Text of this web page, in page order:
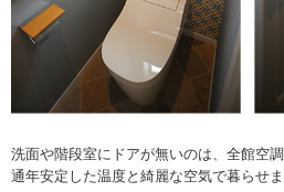
洗面や階段室にドアが無いのは、全館空調
通年安定した温度と綺麗な空気で暮らせま